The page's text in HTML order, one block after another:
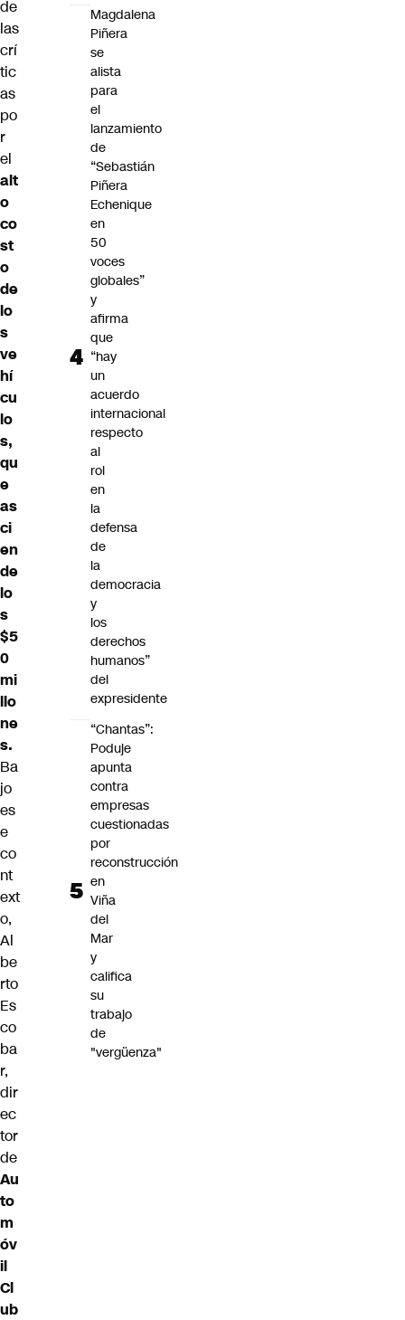
de
las
crí
tic
as
po
r
el
alt
o
co
st
o
de
lo
s
ve
hí
cu
lo
s,
qu
e
as
ci
en
de
lo
s
$5
0
mi
llo
ne
s.
Ba
jo
es
e
co
nt
ext
o,
Al
be
rto
Es
co
ba
r,
dir
ec
tor
de
Au
to
m
óv
il
Cl
ub
Magdalena
Piñera
se
alista
para
el
lanzamiento
de
“Sebastián
Piñera
Echenique
en
50
voces
globales”
y
afirma
que
“hay
un
acuerdo
internacional
respecto
al
rol
en
la
defensa
de
la
democracia
y
los
derechos
humanos”
del
expresidente
“Chantas”:
Poduje
apunta
contra
empresas
cuestionadas
por
reconstrucción
en
Viña
del
Mar
y
califica
su
trabajo
de
"vergüenza"